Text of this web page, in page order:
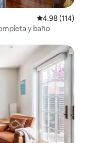
Calificación
4.98 (114)
y baño